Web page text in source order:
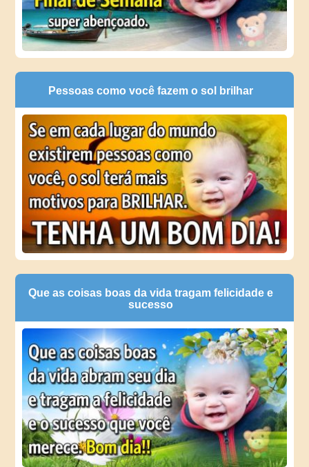
Pessoas como você fazem o sol brilhar
Que as coisas boas da vida tragam felicidade e
sucesso